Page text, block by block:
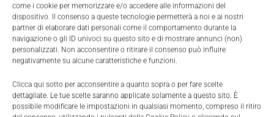
come i cookie per memorizzare e/o accedere alle informazioni del
dispositivo. Il consenso a queste tecnologie permetterà a noi e ai nostri
partner di elaborare dati personali come il comportamento durante la
navigazione o gli ID univoci su questo sito e di mostrare annunci (non)
personalizzati. Non acconsentire o ritirare il consenso può influire
negativamente su alcune caratteristiche e funzioni.
Clicca qui sotto per acconsentire a quanto sopra o per fare scelte
dettagliate. Le tue scelte saranno applicate solamente a questo sito. È
possibile modificare le impostazioni in qualsiasi momento, compreso il ritiro